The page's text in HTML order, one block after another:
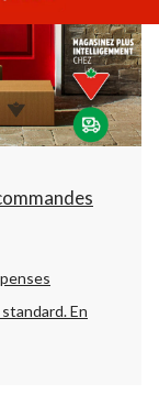
En